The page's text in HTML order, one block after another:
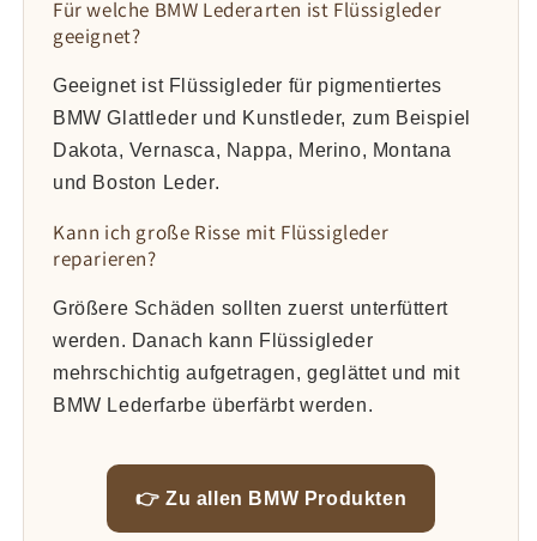
Für welche BMW Lederarten ist Flüssigleder
geeignet?
Geeignet ist Flüssigleder für pigmentiertes
BMW Glattleder und Kunstleder, zum Beispiel
Dakota, Vernasca, Nappa, Merino, Montana
und Boston Leder.
Kann ich große Risse mit Flüssigleder
reparieren?
Größere Schäden sollten zuerst unterfüttert
werden. Danach kann Flüssigleder
mehrschichtig aufgetragen, geglättet und mit
BMW Lederfarbe überfärbt werden.
👉 Zu allen BMW Produkten